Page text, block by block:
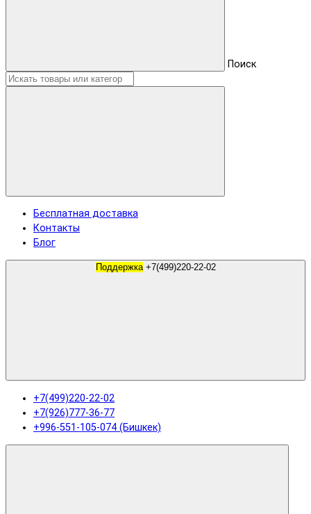
Поиск
Бесплатная доставка
Контакты
Блог
Поддержка +7(499)220-22-02
+7(499)220-22-02
+7(926)777-36-77
+996-551-105-074 (Бишкек)